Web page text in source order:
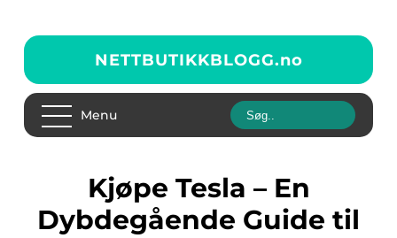
NETTBUTIKKBLOGG.no
Menu
Kjøpe Tesla – En
Dybdegående Guide til